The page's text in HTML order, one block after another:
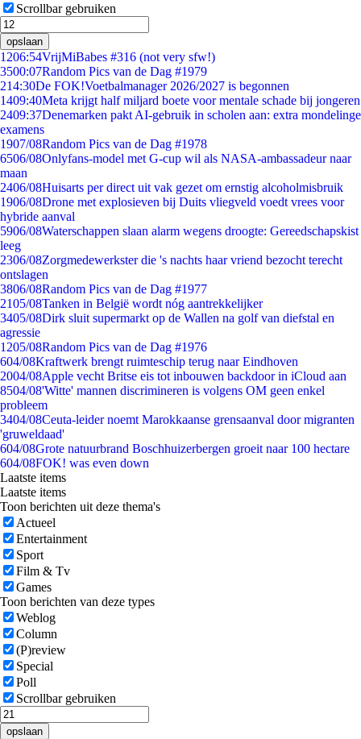
Scrollbar gebruiken
opslaan
1206:54VrijMiBabes #316 (not very sfw!)
3500:07Random Pics van de Dag #1979
214:30De FOK!Voetbalmanager 2026/2027 is begonnen
1409:40Meta krijgt half miljard boete voor mentale schade bij jongeren
2409:37Denemarken pakt AI-gebruik in scholen aan: extra mondelinge
examens
1907/08Random Pics van de Dag #1978
6506/08Onlyfans-model met G-cup wil als NASA-ambassadeur naar
maan
2406/08Huisarts per direct uit vak gezet om ernstig alcoholmisbruik
1906/08Drone met explosieven bij Duits vliegveld voedt vrees voor
hybride aanval
5906/08Waterschappen slaan alarm wegens droogte: Gereedschapskist
leeg
2306/08Zorgmedewerkster die 's nachts haar vriend bezocht terecht
ontslagen
3806/08Random Pics van de Dag #1977
2105/08Tanken in België wordt nóg aantrekkelijker
3405/08Dirk sluit supermarkt op de Wallen na golf van diefstal en
agressie
1205/08Random Pics van de Dag #1976
604/08Kraftwerk brengt ruimteschip terug naar Eindhoven
2004/08Apple vecht Britse eis tot inbouwen backdoor in iCloud aan
8504/08'Witte' mannen discrimineren is volgens OM geen enkel
probleem
3404/08Ceuta-leider noemt Marokkaanse grensaanval door migranten
'gruweldaad'
604/08Grote natuurbrand Boschhuizerbergen groeit naar 100 hectare
604/08FOK! was even down
Laatste items
Laatste items
Toon berichten uit deze thema's
Actueel
Entertainment
Sport
Film & Tv
Games
Toon berichten van deze types
Weblog
Column
(P)review
Special
Poll
Scrollbar gebruiken
opslaan